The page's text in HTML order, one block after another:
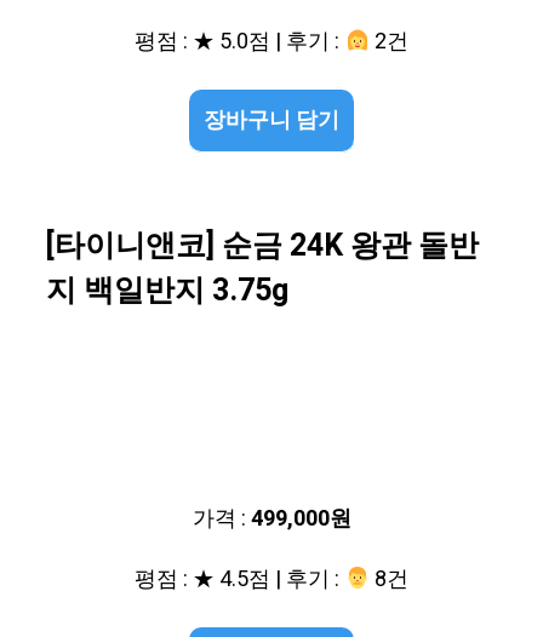
평점 : ★ 5.0점 | 후기 :
2건
장바구니 담기
[타이니앤코] 순금 24K 왕관 돌반
지 백일반지 3.75g
가격 :499,000원
평점 : ★ 4.5점 | 후기 :
‍‍ 8건